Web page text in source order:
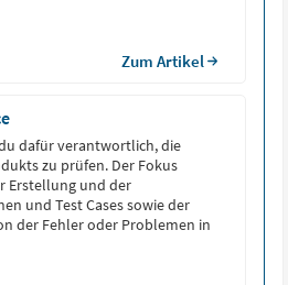
Zum Artikel
dafür verantwortlich, die
zu prüfen. Der Fokus
Erstellung und der
und Test Cases sowie der
der Fehler oder Problemen in